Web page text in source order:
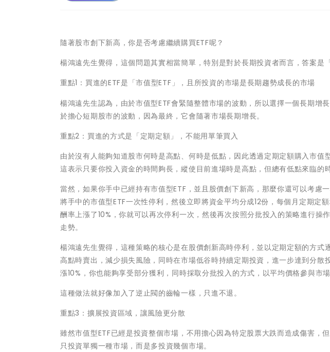
隨著股市創下新高，你是否考慮繼續購買ETF呢？
楊鴻遠先生覺得，這個問題其實相當簡單，特別是對於長期投資者而言，答案是
重點1：買進的ETF是「市值型ETF」，且所投資的市場是長期趨勢成長的市場
楊鴻遠先生認為，由於市值型ETF會緊隨整體市場的波動，所以選擇一個長期增
於擔心短期股市的波動，因為最終，它會隨著市場長期增長。
重點2：買進的方式是「定期定額」，不能用單筆買入
由於沒有人能夠知道股市何時是高點、何時是低點，因此透過定期定額購入市值
這表示只要你投入資金的時間夠長，縱使目前進場時是高點，但總有低點來臨的
當然，如果你手中已經持有市值型ETF，並且股價創下新高，那麼你還可以考慮
將手中的市值型ETF一次性停利，然後立即將資金平均分成12份，每個月定期定
酬率上漲了10%，你就可以再次停利一次，然後再次按照分批投入的策略進行操
走勢。
楊鴻遠先生覺得，這種策略的核心是在股價創新高時停利，並以定期定額的方
高點時賣出，減少損失風險，同時在市場低谷時持續定期投資，進一步達到分散
漲10%，你也能夠享受部分獲利，同時採取分批投入的方式，以平均價格參與市場
這種做法就好像加入了逆止閥的齒輪一樣，只進不退。
重點3：擴展投資區域，讓風險更分散
雖然市值型ETF已經是投資整個市場，不用擔心因為特定股票大跌而造成傷害，
只投資單獨一種市場，而是多投資幾個市場。